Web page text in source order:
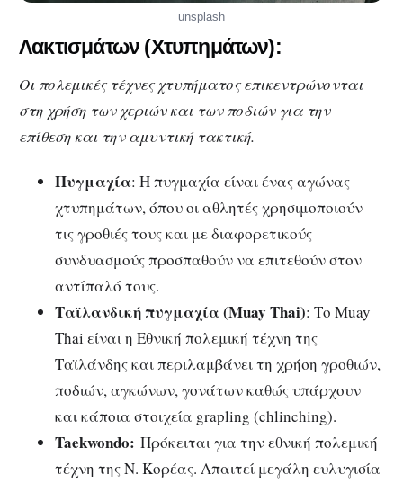
unsplash
Λακτισμάτων (Χτυπημάτων):
Οι πολεμικές τέχνες χτυπήματος επικεντρώνονται
στη χρήση των χεριών και των ποδιών για την
επίθεση και την αμυντική τακτική.
Πυγμαχία: Η πυγμαχία είναι ένας αγώνας
χτυπημάτων, όπου οι αθλητές χρησιμοποιούν
τις γροθιές τους και με διαφορετικούς
συνδυασμούς προσπαθούν να επιτεθούν στον
αντίπαλό τους.
Ταϊλανδική πυγμαχία (Muay Thai): Το Muay
Thai είναι η Εθνική πολεμική τέχνη της
Ταϊλάνδης και περιλαμβάνει τη χρήση γροθιών,
ποδιών, αγκώνων, γονάτων καθώς υπάρχουν
και κάποια στοιχεία grapling (chlinching).
Taekwondo: Πρόκειται για την εθνική πολεμική
τέχνη της Ν. Κορέας. Απαιτεί μεγάλη ευλυγισία